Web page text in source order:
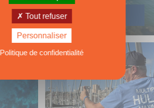
Tout refuser
Personnaliser
Politique de confidentialité